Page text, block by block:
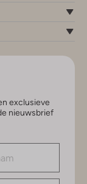
exclusieve
nieuwsbrief